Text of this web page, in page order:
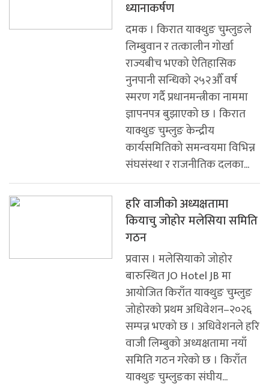
ध्यानाकर्षण
दमक । किरात याक्थुङ चुम्लुङले
लिम्बुवान र तत्कालीन गोर्खा
राज्यबीच भएको ऐतिहासिक
नुनपानी सन्धिको २५२औँ वर्ष
स्मरण गर्दै प्रधानमन्त्रीका नाममा
ज्ञापनपत्र बुझाएको छ । किरात
याक्थुङ चुम्लुङ केन्द्रीय
कार्यसमितिको समन्वयमा विभिन्न
संघसंस्था र राजनीतिक दलका...
हरि वाजीको अध्यक्षतामा
कियाचु जोहोर मलेसिया समिति
गठन
प्रवास । मलेसियाको जोहोर
बारुस्थित JO Hotel JB मा
आयोजित किराँत याक्थुङ चुम्लुङ
जोहोरको प्रथम अधिवेशन–२०२६
सम्पन्न भएको छ । अधिवेशनले हरि
वाजी लिम्बुको अध्यक्षतामा नयाँ
समिति गठन गरेको छ । किराँत
याक्थुङ चुम्लुङका संघीय...